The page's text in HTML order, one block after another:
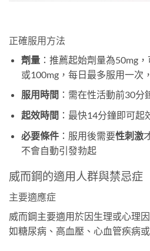
正確服用方法
劑量：推薦起始劑量為50mg
或100mg，每日最多服用一次
服用時間 ：需在性活動前30分
起效時間 ：最快14分鐘即可
必要條件：服用後需要性刺激
不會自動引發勃起
威而鋼的適用人群與禁忌症
主要適應症
威而鋼主要適用於因生理或心理
如糖尿病、高血壓、心血管疾病